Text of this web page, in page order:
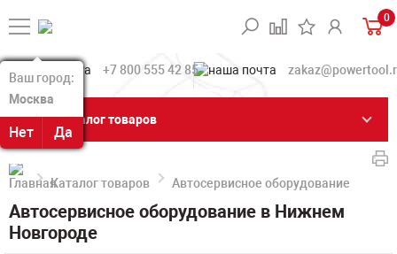
Ваш город:
Москва
Нет Да
Ваш город:
Москва
Нет Да
0
+7 800 555 42 85
Каталог товаров
Каталог товаров Автосервисное оборудование
Автосервисное оборудование в Нижнем
Новгороде